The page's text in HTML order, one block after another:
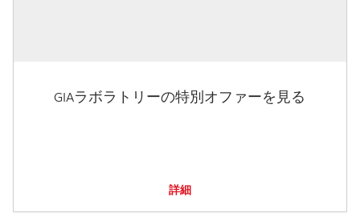
GIAラボラトリーの特別オファーを見る
詳細